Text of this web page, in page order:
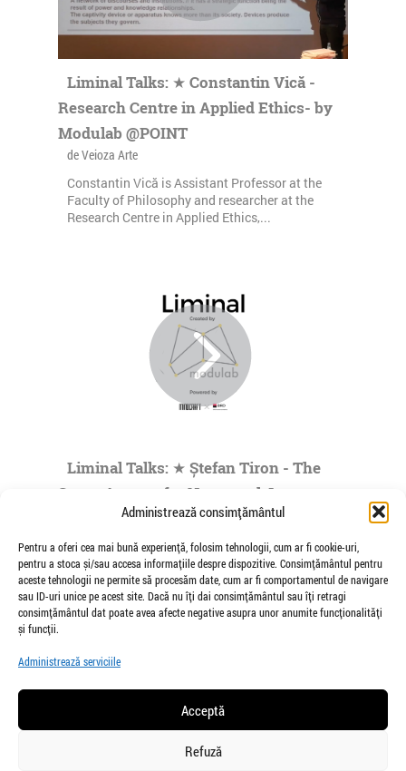
Administrează consimțământul
Pentru a oferi cea mai bună experiență, folosim tehnologii, cum ar fi cookie-uri,
pentru a stoca și/sau accesa informațiile despre dispozitive. Consimțământul pentru
aceste tehnologii ne permite să procesăm date, cum ar fi comportamentul de navigare
sau ID-uri unice pe acest site. Dacă nu îți dai consimțământul sau îți retragi
consimțământul dat poate avea afecte negative asupra unor anumite funcționalități
și funcții.
Administrează serviciile
Acceptă
Refuză
Liminal Talks: ★ Constantin Vică -
Research Centre in Applied Ethics- by
Modulab @POINT
de Veioza Arte
Constantin Vică is Assistant Professor at the
Faculty of Philosophy and researcher at the
Research Centre in Applied Ethics,...
Liminal Talks: ★ Ștefan Tiron - The
Space Agency for Nocturnal Journeys
to the Origins of the Universe- by
Modulab @POINT
de Veioza Arte
Stefan Tiron is an artist living and working
between Bucharest and Berlin. He is the founder